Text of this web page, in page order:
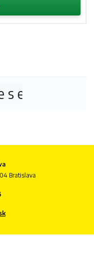
s elipsovitou
Bratislava